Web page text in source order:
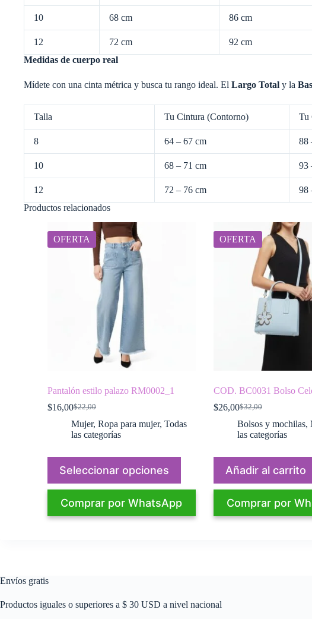
10 68 cm 86 cm
12 72 cm 92 cm
Medidas de cuerpo real
Mídete con una cinta métrica y busca tu rango ideal. El Largo Total y la
Talla Tu Cintura (Contorno) Tu
8 64 – 67 cm 88
10 68 – 71 cm 93
12 72 – 76 cm 98
Productos relacionados
OFERTA
Pantalón estilo palazo RM0002_1
$22,00
El
precio
original
$16,00El
precio
actual
Mujer, Ropa para mujer, Todas
las categorías
Seleccionar opciones
producto
tiene
variantes.
Las
la
producto
Comprar por WhatsApp
OFERTA
COD. BC0031 Bolso
$32,00
El
precio
original
$26,00El
precio
actual
Bolsos y mochilas,
las categorías
Añadir al carrito
Comprar por
Envíos gratis
Productos iguales o superiores a $ 30 USD a nivel nacional